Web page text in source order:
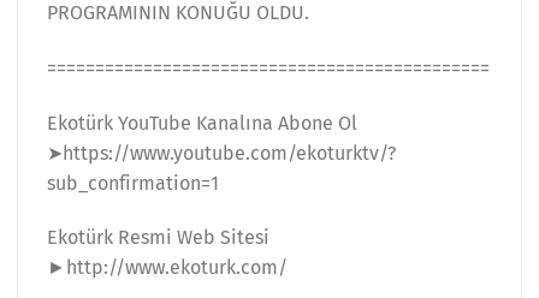
PROGRAMININ KONUĞU OLDU.
==============================================
Ekotürk YouTube Kanalına Abone Ol
➤https://www.youtube.com/ekoturktv/?
sub_confirmation=1
Ekotürk Resmi Web Sitesi
►http://www.ekoturk.com/